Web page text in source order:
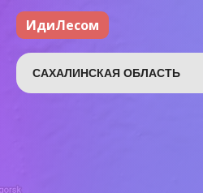
ИдиЛесом
САХАЛИНСКАЯ ОБЛАСТЬ